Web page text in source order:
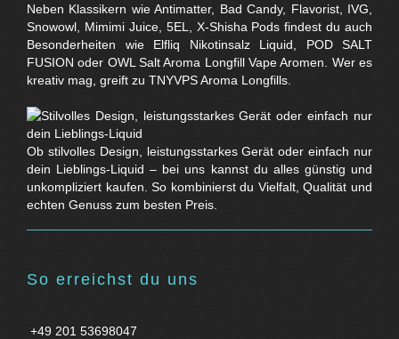
Neben Klassikern wie Antimatter, Bad Candy, Flavorist, IVG,
Snowowl, Mimimi Juice, 5EL, X-Shisha Pods findest du auch
Besonderheiten wie Elfliq Nikotinsalz Liquid, POD SALT
FUSION oder OWL Salt Aroma Longfill Vape Aromen. Wer es
kreativ mag, greift zu TNYVPS Aroma Longfills.
Ob stilvolles Design, leistungsstarkes Gerät oder einfach nur
dein Lieblings-Liquid – bei uns kannst du alles günstig und
unkompliziert kaufen. So kombinierst du Vielfalt, Qualität und
echten Genuss zum besten Preis.
So erreichst du uns
+49 201 53698047